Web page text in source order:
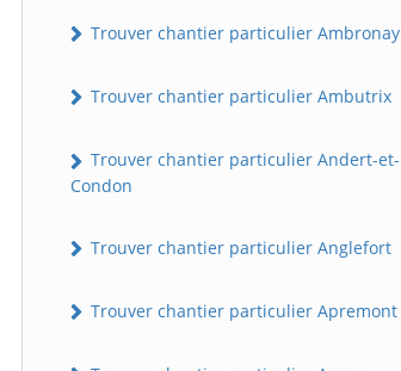
Trouver chantier particulier Ambronay
Trouver chantier particulier Ambutrix
Trouver chantier particulier Andert-et-
Condon
Trouver chantier particulier Anglefort
Trouver chantier particulier Apremont